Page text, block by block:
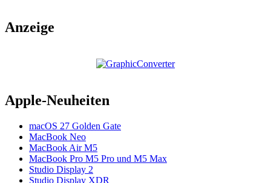
Anzeige
Apple-Neuheiten
macOS 27 Golden Gate
MacBook Neo
MacBook Air M5
MacBook Pro M5 Pro und M5 Max
Studio Display 2
Studio Display XDR